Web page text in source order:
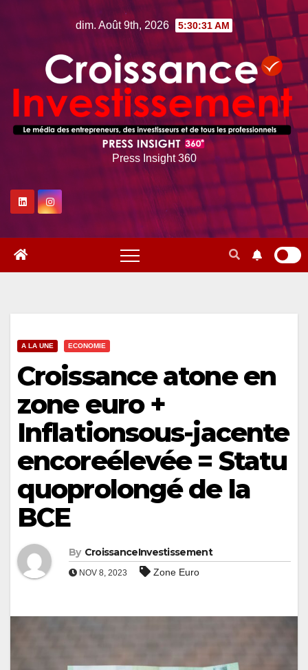
dim. Août 9th, 2026 5:30:32 AM
Press Insight 360
A LA UNE ECONOMIE
Croissance atone en
zone euro +
Inflationsous-jacente
encoreélevée = Statu
quoprolongé de la
BCE
By CroissanceInvestissement
NOV 8, 2023 Zone Euro